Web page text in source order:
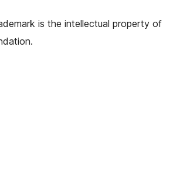
is the intellectual property of